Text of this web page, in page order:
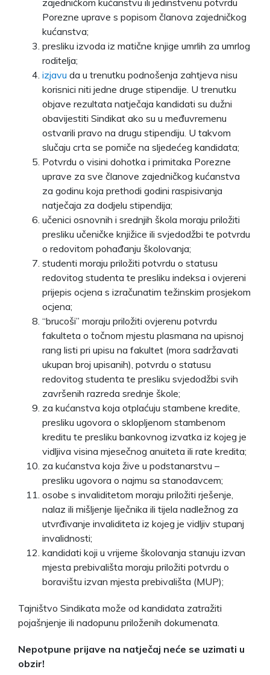
Porezne uprave s popisom članova zajedničkog
kućanstva;
presliku izvoda iz matične knjige umrlih za umrlog
roditelja;
izjavu da u trenutku podnošenja zahtjeva nisu
korisnici niti jedne druge stipendije. U trenutku
objave rezultata natječaja kandidati su dužni
obavijestiti Sindikat ako su u međuvremenu
ostvarili pravo na drugu stipendiju. U takvom
slučaju crta se pomiče na sljedećeg kandidata;
Potvrdu o visini dohotka i primitaka Porezne
uprave za sve članove zajedničkog kućanstva
za godinu koja prethodi godini raspisivanja
natječaja za dodjelu stipendija;
učenici osnovnih i srednjih škola moraju priložiti
presliku učeničke knjižice ili svjedodžbi te potvrdu
o redovitom pohađanju školovanja;
studenti moraju priložiti potvrdu o statusu
redovitog studenta te presliku indeksa i ovjereni
prijepis ocjena s izračunatim težinskim prosjekom
ocjena;
“brucoši” moraju priložiti ovjerenu potvrdu
fakulteta o točnom mjestu plasmana na upisnoj
rang listi pri upisu na fakultet (mora sadržavati
ukupan broj upisanih), potvrdu o statusu
redovitog studenta te presliku svjedodžbi svih
završenih razreda srednje škole;
za kućanstva koja otplaćuju stambene kredite,
presliku ugovora o sklopljenom stambenom
kreditu te presliku bankovnog izvatka iz kojeg je
vidljiva visina mjesečnog anuiteta ili rate kredita;
za kućanstva koja žive u podstanarstvu –
presliku ugovora o najmu sa stanodavcem;
osobe s invaliditetom moraju priložiti rješenje,
nalaz ili mišljenje liječnika ili tijela nadležnog za
utvrđivanje invaliditeta iz kojeg je vidljiv stupanj
invalidnosti;
kandidati koji u vrijeme školovanja stanuju izvan
mjesta prebivališta moraju priložiti potvrdu o
boravištu izvan mjesta prebivališta (MUP);
Tajništvo Sindikata može od kandidata zatražiti
pojašnjenje ili nadopunu priloženih dokumenata.
Nepotpune prijave na natječaj neće se uzimati u
obzir!